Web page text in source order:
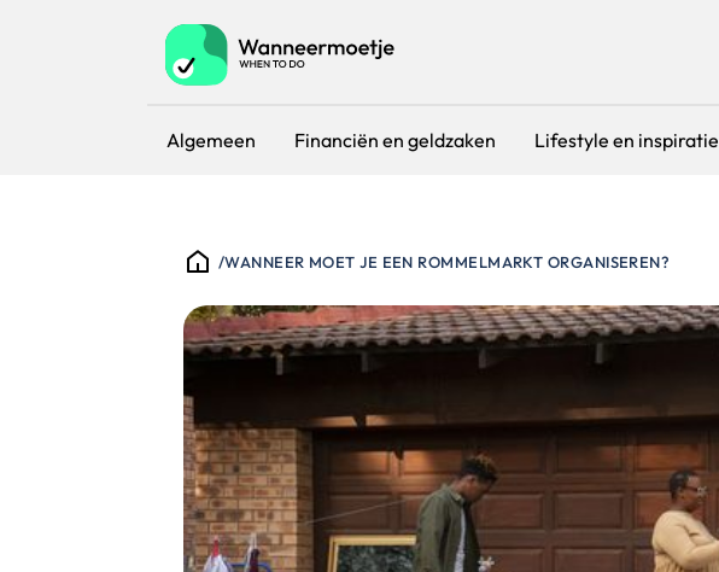
Algemeen Financiën en geldzaken Lifestyle en inspiratie
/WANNEER MOET JE EEN ROMMELMARKT ORGANISEREN?